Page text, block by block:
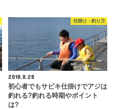
仕掛け・釣り方
2018.8.28
初心者でもサビキ仕掛けでアジは
釣れる?釣れる時期やポイント
は?